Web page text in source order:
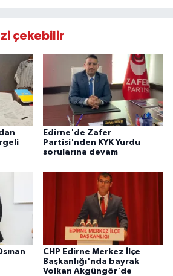
çekebilir
Edirne'de Zafer
Partisi'nden KYK Yurdu
sorularına devam
CHP Edirne Merkez İlçe
Başkanlığı'nda bayrak
Volkan Akgüngör'de